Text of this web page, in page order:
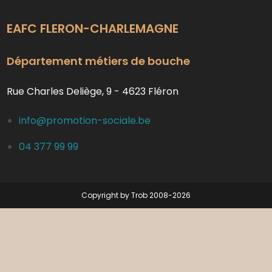
EAFC FLERON-CHARLEMAGNE
Département métiers de bouche
Rue Charles Deliège, 9 - 4623 Fléron
info@promotion-sociale.be
04 377 99 99
Copyright by Trob 2008-2026